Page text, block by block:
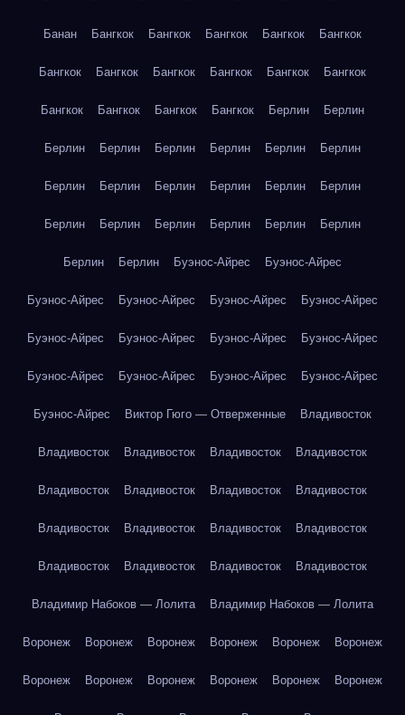
Банан Бангкок Бангкок Бангкок Бангкок Бангкок
Бангкок Бангкок Бангкок Бангкок Бангкок Бангкок
Бангкок Бангкок Бангкок Бангкок Берлин Берлин
Берлин Берлин Берлин Берлин Берлин Берлин
Берлин Берлин Берлин Берлин Берлин Берлин
Берлин Берлин Берлин Берлин Берлин Берлин
Берлин Берлин Буэнос-Айрес Буэнос-Айрес
Буэнос-Айрес Буэнос-Айрес Буэнос-Айрес Буэнос-Айрес
Буэнос-Айрес Буэнос-Айрес Буэнос-Айрес Буэнос-Айрес
Буэнос-Айрес Буэнос-Айрес Буэнос-Айрес Буэнос-Айрес
Буэнос-Айрес Виктор Гюго — Отверженные Владивосток
Владивосток Владивосток Владивосток Владивосток
Владивосток Владивосток Владивосток Владивосток
Владивосток Владивосток Владивосток Владивосток
Владивосток Владивосток Владивосток Владивосток
Владимир Набоков — Лолита Владимир Набоков — Лолита
Воронеж Воронеж Воронеж Воронеж Воронеж Воронеж
Воронеж Воронеж Воронеж Воронеж Воронеж Воронеж